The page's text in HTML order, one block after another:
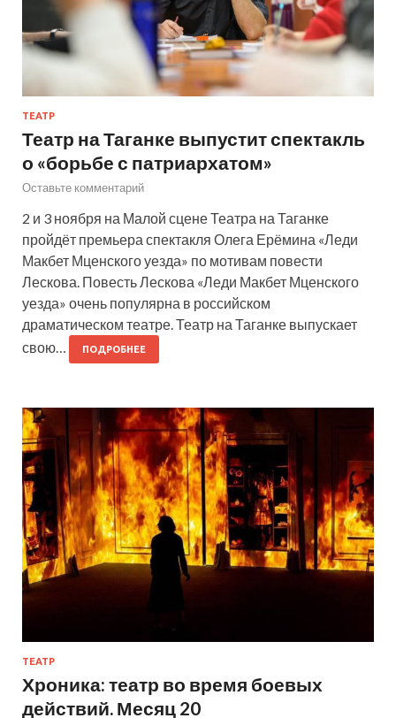
ТЕАТР
Театр на Таганке выпустит спектакль
о «борьбе с патриархатом»
Оставьте комментарий
2 и 3 ноября на Малой сцене Театра на Таганке
пройдёт премьера спектакля Олега Ерёмина «Леди
Макбет Мценского уезда» по мотивам повести
Лескова. Повесть Лескова «Леди Макбет Мценского
уезда» очень популярна в российском
драматическом театре. Театр на Таганке выпускает
свою…
ПОДРОБНЕЕ
ТЕАТР
Хроника: театр во время боевых
действий. Месяц 20